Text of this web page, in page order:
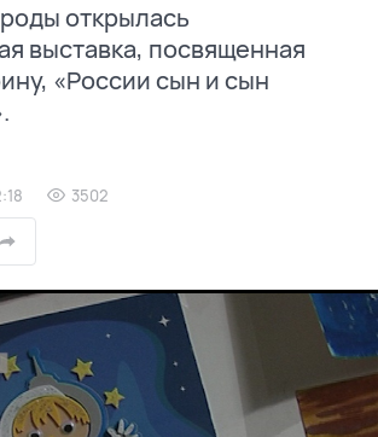
открылась
выставка, посвященная
«России сын и сын
3502